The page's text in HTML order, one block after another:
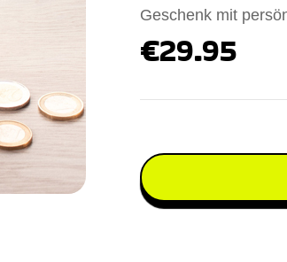
Geschenk mit
€29.95